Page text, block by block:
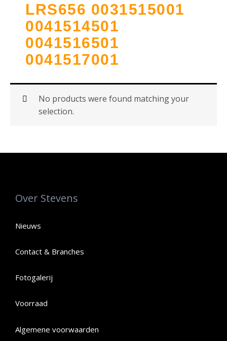
LRS656 0031515001
0041514501
0041516501
0041517001
No products were found matching your
selection.
Over Stevens
Nieuws
Contact & Branches
Fotogalerij
Voorraad
Algemene voorwaarden